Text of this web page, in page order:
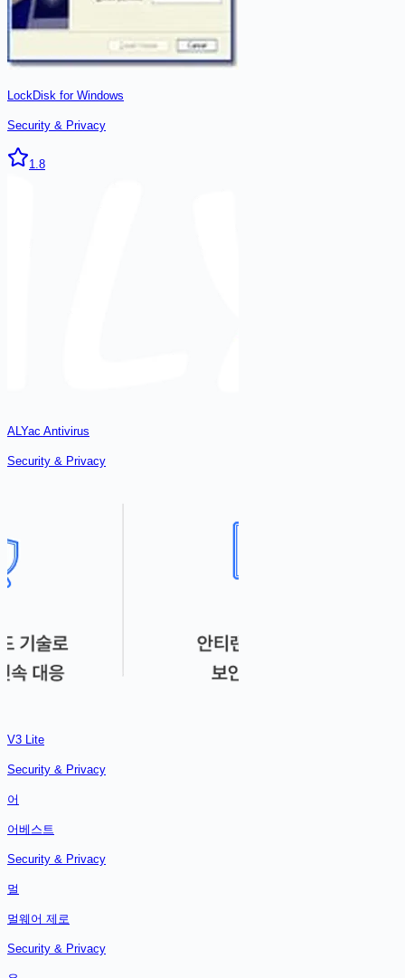
LockDisk for Windows
Security & Privacy
1.8
ALYac Antivirus
Security & Privacy
V3 Lite
Security & Privacy
어
어베스트
Security & Privacy
멀
멀웨어 제로
Security & Privacy